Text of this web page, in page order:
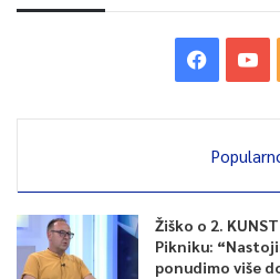
Žiško o 2.
Pikniku:
ponudimo više